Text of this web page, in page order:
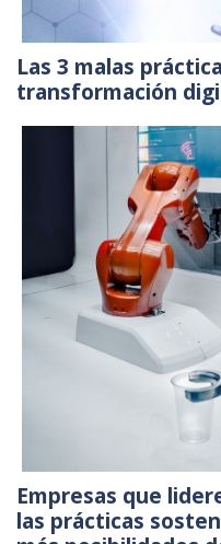
Las 3 malas
transformación
Empresas que
las prácticas